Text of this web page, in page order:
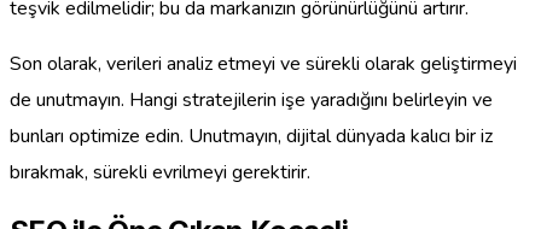
teşvik edilmelidir; bu da markanızın görünürlüğünü artırır.
Son olarak, verileri analiz etmeyi ve sürekli olarak geliştirmeyi
de unutmayın. Hangi stratejilerin işe yaradığını belirleyin ve
bunları optimize edin. Unutmayın, dijital dünyada kalıcı bir iz
bırakmak, sürekli evrilmeyi gerektirir.